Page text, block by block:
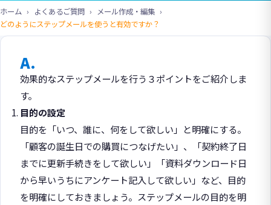
ホーム よくあるご質問
メール作成・編集
どのようにステップメールを使うと有効ですか？
A.
効果的なステップメールを行う３ポイントをご紹介しま
す。
目的の設定
目的を「いつ、誰に、何をして欲しい」と明確にする。
「顧客の誕生日での購買につなげたい」、「契約終了日
までに更新手続きをして欲しい」「資料ダウンロード日
から早いうちにアンケート記入して欲しい」など、目的
を明確にしておきましょう。ステップメールの目的を明